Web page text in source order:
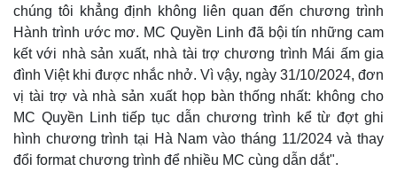
Tỷ giá
Chứng khoán
Giá cà phê
chúng tôi khẳng định không liên quan đến chương trình
Hành trình ước mơ. MC Quyền Linh đã bội tín những cam
kết với nhà sản xuất, nhà tài trợ chương trình Mái ấm gia
đình Việt khi được nhắc nhở. Vì vậy, ngày 31/10/2024, đơn
vị tài trợ và nhà sản xuất họp bàn thống nhất: không cho
MC Quyền Linh tiếp tục dẫn chương trình kể từ đợt ghi
hình chương trình tại Hà Nam vào tháng 11/2024 và thay
đổi format chương trình để nhiều MC cùng dẫn dắt".